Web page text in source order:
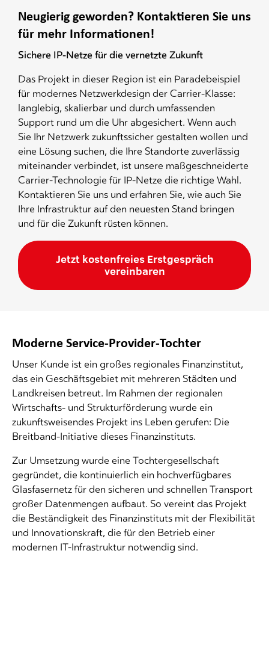
Neugierig geworden? Kontaktieren Sie uns
für mehr Informationen!
Sichere IP-Netze für die vernetzte Zukunft
Das Projekt in dieser Region ist ein Paradebeispiel
für modernes Netzwerkdesign der Carrier-Klasse:
langlebig, skalierbar und durch umfassenden
Support rund um die Uhr abgesichert. Wenn auch
Sie Ihr Netzwerk zukunftssicher gestalten wollen und
eine Lösung suchen, die Ihre Standorte zuverlässig
miteinander verbindet, ist unsere maßgeschneiderte
Carrier-Technologie für IP-Netze die richtige Wahl.
Kontaktieren Sie uns und erfahren Sie, wie auch Sie
Ihre Infrastruktur auf den neuesten Stand bringen
und für die Zukunft rüsten können.
Jetzt kostenfreies Erstgespräch
vereinbaren
Moderne Service-Provider-Tochter
Unser Kunde ist ein großes regionales Finanzinstitut,
das ein Geschäftsgebiet mit mehreren Städten und
Landkreisen betreut. Im Rahmen der regionalen
Wirtschafts- und Strukturförderung wurde ein
zukunftsweisendes Projekt ins Leben gerufen: Die
Breitband-Initiative dieses Finanzinstituts.
Zur Umsetzung wurde eine Tochtergesellschaft
gegründet, die kontinuierlich ein hochverfügbares
Glasfasernetz für den sicheren und schnellen Transport
großer Datenmengen aufbaut. So vereint das Projekt
die Beständigkeit des Finanzinstituts mit der Flexibilität
und Innovationskraft, die für den Betrieb einer
modernen IT-Infrastruktur notwendig sind.